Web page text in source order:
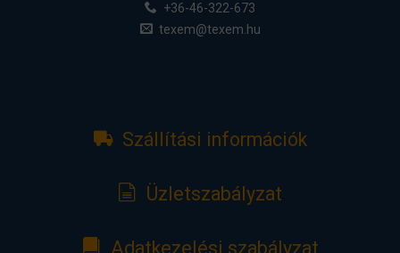
+36-46-322-673
texem@texem.hu
Szállítási információk
Üzletszabályzat
Adatkezelési szabályzat